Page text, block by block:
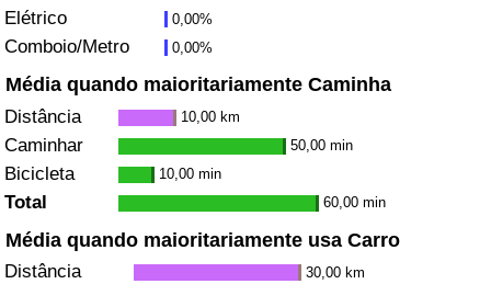
Elétrico 0,00%
Comboio/Metro 0,00%
Média quando maioritariamente Caminha
Distância 10,00 km
Caminhar 50,00 min
Bicicleta 10,00 min
Total 60,00 min
Média quando maioritariamente usa Carro
Distância 30,00 km
Indicador de Trânsito (Atual)
Indicador de Trânsito por País